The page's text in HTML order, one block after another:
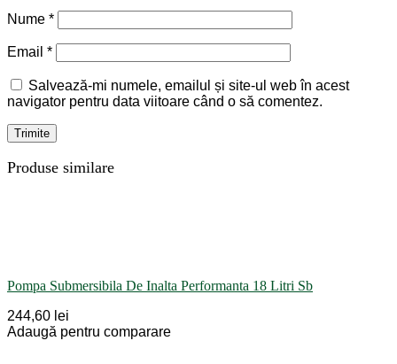
Nume *
Email *
Salvează-mi numele, emailul și site-ul web în acest
navigator pentru data viitoare când o să comentez.
Produse similare
Pompa Submersibila De Inalta Performanta 18 Litri Sb
244,60 lei
Adaugă pentru comparare